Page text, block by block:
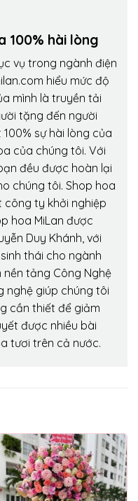
100% hài lòng
vụ trong ngành điện
hiểu mức độ
mình là truyền tải
tặng đến người
sự hài lòng của
của chúng tôi. Với
đều được hoàn lại
chúng tôi. Shop hoa
ty khởi nghiệp
hoa MiLan được
Duy Khánh, với
thái cho ngành
tảng Công Nghệ
nghệ giúp chúng tôi
cần thiết để giảm
được nhiều bài
tươi trên cả nước.